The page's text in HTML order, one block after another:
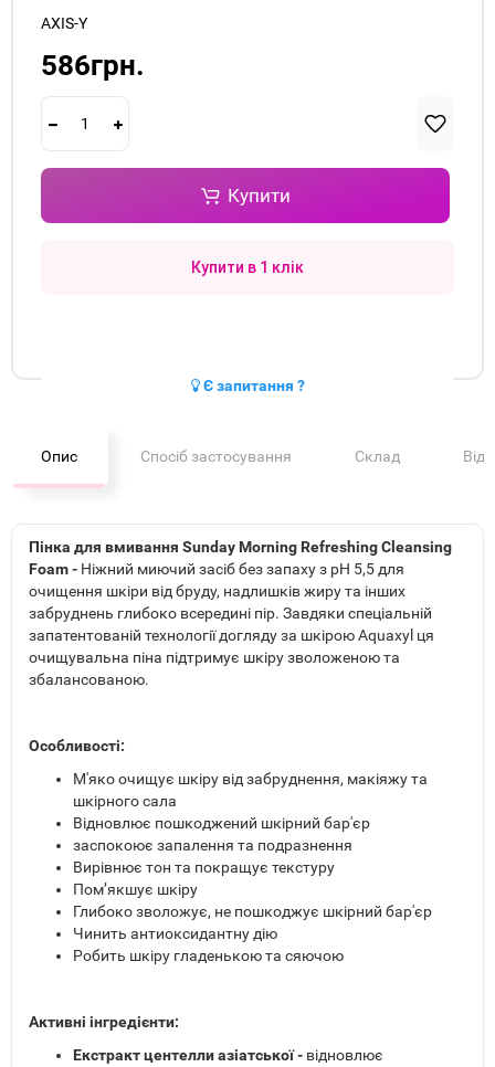
AXIS-Y
586грн.
Купити
Купити в 1 клік
Є запитання ?
Опис Спосіб застосування Склад
Пінка для вмивання Sunday Morning Refreshing Cleansing
Foam - Ніжний миючий засіб без запаху з рН 5,5 для
очищення шкіри від бруду, надлишків жиру та інших
забруднень глибоко всередині пір. Завдяки спеціальній
запатентованій технології догляду за шкірою Aquaxyl ця
очищувальна піна підтримує шкіру зволоженою та
збалансованою.
Особливості:
М'яко очищує шкіру від забруднення, макіяжу та
шкірного сала
Відновлює пошкоджений шкірний бар'єр
заспокоює запалення та подразнення
Вирівнює тон та покращує текстуру
Пом’якшує шкіру
Глибоко зволожує, не пошкоджує шкірний бар'єр
Чинить антиоксидантну дію
Робить шкіру гладенькою та сяючою
Активні інгредієнти:
Екстракт центелли азіатської - відновлює